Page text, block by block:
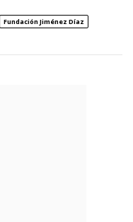
Fundación Jiménez Díaz